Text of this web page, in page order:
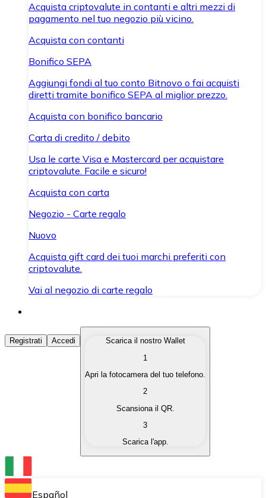
Acquista criptovalute in contanti e altri mezzi di
pagamento nel tuo negozio più vicino.
Acquista con contanti
Bonifico SEPA
Aggiungi fondi al tuo conto Bitnovo o fai acquisti
diretti tramite bonifico SEPA al miglior prezzo.
Acquista con bonifico bancario
Carta di credito / debito
Usa le carte Visa e Mastercard per acquistare
criptovalute. Facile e sicuro!
Acquista con carta
Negozio - Carte regalo
Nuovo
Acquista gift card dei tuoi marchi preferiti con
criptovalute.
Vai al negozio di carte regalo
Acquista Criptovalute
Acquista le criptovalute che ti interessano in modo
Converti le tue criptovalute in valuta fiat quando ne
Scambia una criptovaluta con un'altra
Conserva le tue cripto in un Wallet self-custodial.
Registrati Accedi
Scarica il nostro Wallet
1
Apri la fotocamera del tuo telefono.
2
Scansiona il QR.
3
Scarica l'app.
Español